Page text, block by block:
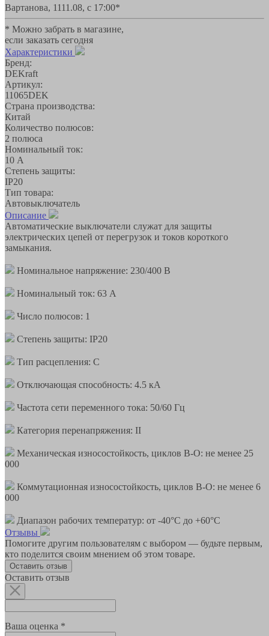
Вартанова, 1111.08, с 17:00*
* Можно забрать в магазине,
если заказать сегодня
Характеристики
Бренд:
DEKraft
Артикул:
11065DEK
Страна производства:
Китай
Количество полюсов:
2 полюса
Номинальный ток:
10 А
Степень защиты:
IP20
Тип товара:
Автовыключатель
Описание
Автоматические выключатели служат для защиты
электрических цепей от перегрузок и токов короткого
замыкания.
Номинальное напряжение: 230/400 В
Номинальный ток: 63 А
Число полюсов: 1
Степень защиты: IP20
Тип расцепления: С
Отключающая способность: 4.5 кА
Частота сети переменного тока: 50/60 Гц
Категория перенапряжения: II
Механическая износостойкость, циклов В-О: не менее 25
000
Коммутационная износостойкость, циклов В-О: не менее 6
000
Диапазон рабочих температур: от -40°С до +60°С
Отзывы
Помогите другим пользователям с выбором — будьте первым,
кто поделится своим мнением об этом товаре.
Оставить отзыв
Оставить отзыв
Ваша оценка *